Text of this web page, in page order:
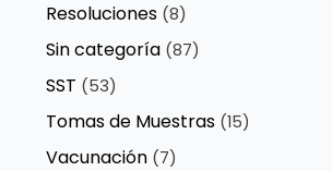
Resoluciones (8)
Sin categoría (87)
SST (53)
Tomas de Muestras (15)
Vacunación (7)